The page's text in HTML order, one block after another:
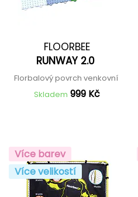
FLOORBEE
RUNWAY 2.0
Florbalový povrch venkovní
Skladem 999 Kč
Více barev
Více velikostí